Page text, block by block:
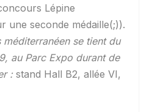
Lépine
une seconde médaille(;)).
se tient du
au Parc Expo durant de
:stand Hall B2, allée VI,